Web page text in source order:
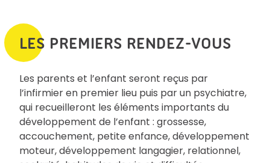
LES PREMIERS RENDEZ-VOUS
Les parents et l’enfant seront reçus par
l’infirmier en premier lieu puis par un psychiatre,
qui recueilleront les éléments importants du
développement de l’enfant : grossesse,
accouchement, petite enfance, développement
moteur, développement langagier, relationnel,